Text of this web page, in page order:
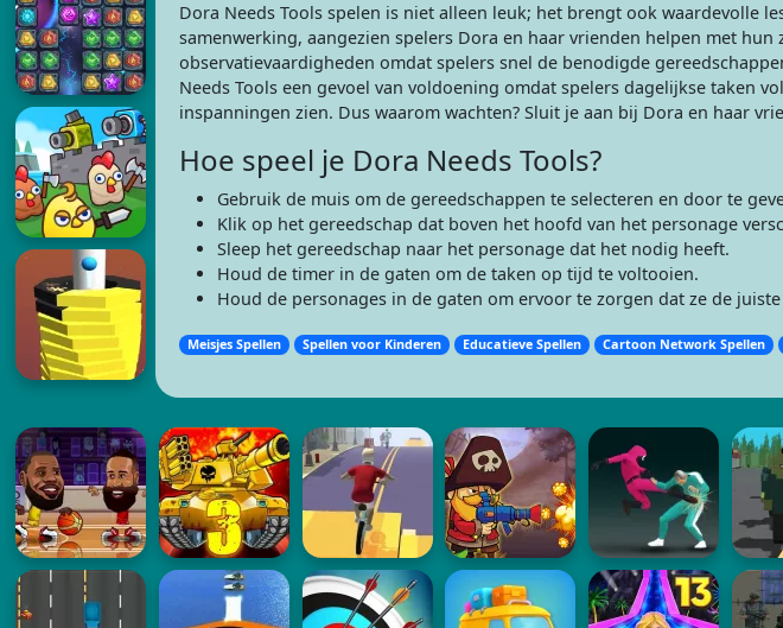
Dora Needs Tools spelen is niet alleen leuk; het brengt ook waardevolle
samenwerking, aangezien spelers Dora en haar vrienden helpen met
observatievaardigheden omdat spelers snel de benodigde
Needs Tools een gevoel van voldoening omdat spelers dagelijkse taken
inspanningen zien. Dus waarom wachten? Sluit je aan bij Dora en haar
Hoe speel je Dora Needs Tools?
Gebruik de muis om de gereedschappen te selecteren en door te
Klik op het gereedschap dat boven het hoofd van het personage
Sleep het gereedschap naar het personage dat het nodig heeft.
Houd de timer in de gaten om de taken op tijd te voltooien.
Houd de personages in de gaten om ervoor te zorgen dat ze de
Meisjes Spellen Spellen voor Kinderen Educatieve Spellen Cartoon Network Spellen